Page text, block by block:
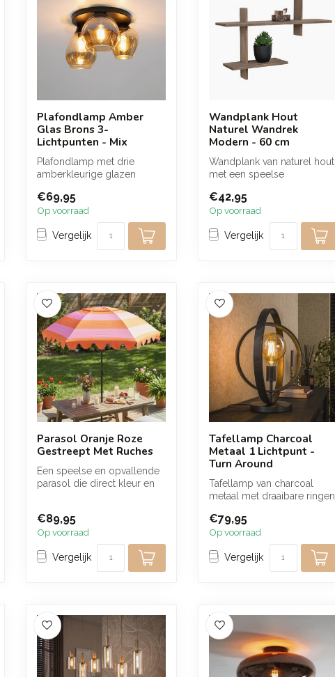
Plafondlamp Amber
Glas Brons 3-
Lichtpunten - Mix
Plafondlamp met drie
amberkleurige glazen
metalen arm...
€69,95
Op voorraad
Vergelijk
Wandplank Hout
Naturel Wandrek
Modern - 60 cm
Wandplank van naturel hout
met een speelse
luchtige uitstral...
€42,95
Op voorraad
Vergelijk
Parasol Oranje Roze
Gestreept Met Ruches
Een speelse en opvallende
parasol die direct kleur en
€89,95
Op voorraad
Vergelijk
Tafellamp Charcoal
Metaal 1 Lichtpunt -
Turn Around
Tafellamp van charcoal
metaal met draaibare ringen
ku...
€79,95
Op voorraad
Vergelijk